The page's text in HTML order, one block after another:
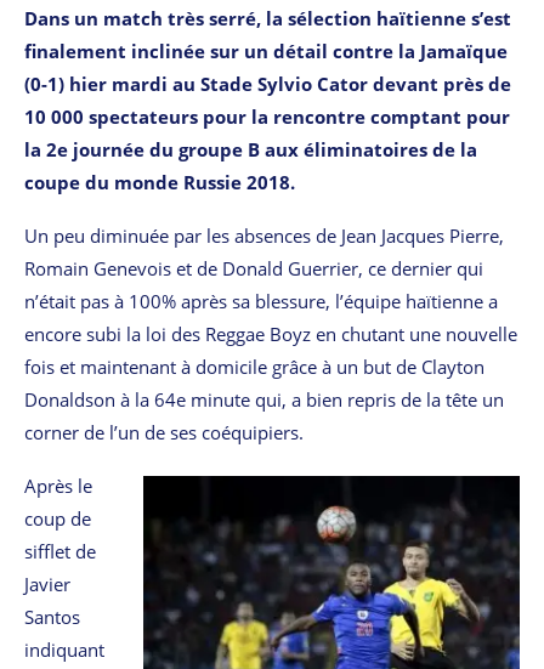
Dans un match très serré, la sélection haïtienne s’est
finalement inclinée sur un détail contre la Jamaïque
(0-1) hier mardi au Stade Sylvio Cator devant près de
10 000 spectateurs pour la rencontre comptant pour
la 2e journée du groupe B aux éliminatoires de la
coupe du monde Russie 2018.
Un peu diminuée par les absences de Jean Jacques Pierre,
Romain Genevois et de Donald Guerrier, ce dernier qui
n’était pas à 100% après sa blessure, l’équipe haïtienne a
encore subi la loi des Reggae Boyz en chutant une nouvelle
fois et maintenant à domicile grâce à un but de Clayton
Donaldson à la 64e minute qui, a bien repris de la tête un
corner de l’un de ses coéquipiers.
Après le
coup de
sifflet de
Javier
Santos
indiquant